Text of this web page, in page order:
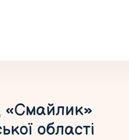
«Смайлик»
області